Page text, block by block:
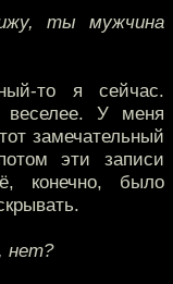
ты мужчина
то я сейчас.
веселее. У меня
замечательный
эти записи
конечно, было
нет?